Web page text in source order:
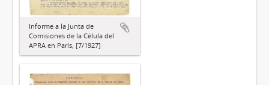
Informe a la Junta de
Comisiones de la Célula del
APRA en París, [7/1927]